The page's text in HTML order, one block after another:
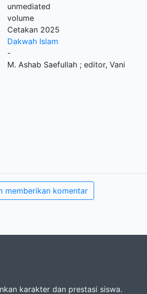
unmediated
volume
Cetakan 2025
Dakwah Islam
-
M. Ashab Saefullah ; editor, Vani
memberikan komentar
karakter dan prestasi siswa.